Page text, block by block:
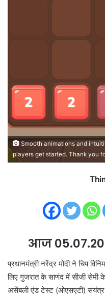
Smooth animations and
players get started. Thank you
आज
प्रधानमंत्री नरेंद्र मोदी ने चिप
लिए गुजरात के साणंद में सीजी सेमी
असेंबली एंड टेस्ट (ओएसएटी) संयंत्र